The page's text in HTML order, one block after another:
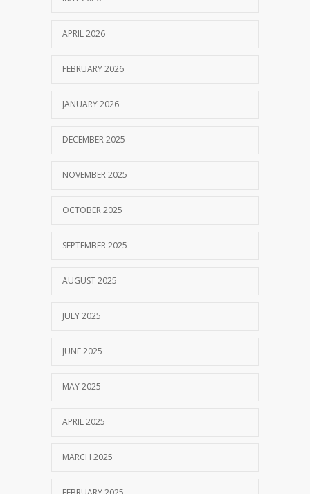
APRIL 2026
FEBRUARY 2026
JANUARY 2026
DECEMBER 2025
NOVEMBER 2025
OCTOBER 2025
SEPTEMBER 2025
AUGUST 2025
JULY 2025
JUNE 2025
MAY 2025
APRIL 2025
MARCH 2025